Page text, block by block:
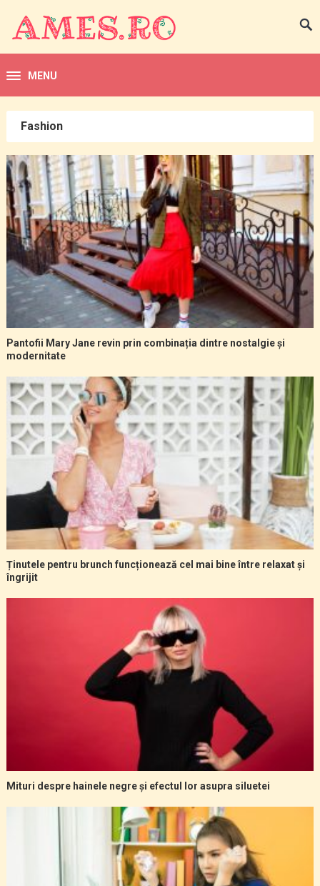
MENU
Fashion
Pantofii Mary Jane revin prin combinația dintre nostalgie și
modernitate
Ținutele pentru brunch funcționează cel mai bine între relaxat și
îngrijit
Mituri despre hainele negre și efectul lor asupra siluetei